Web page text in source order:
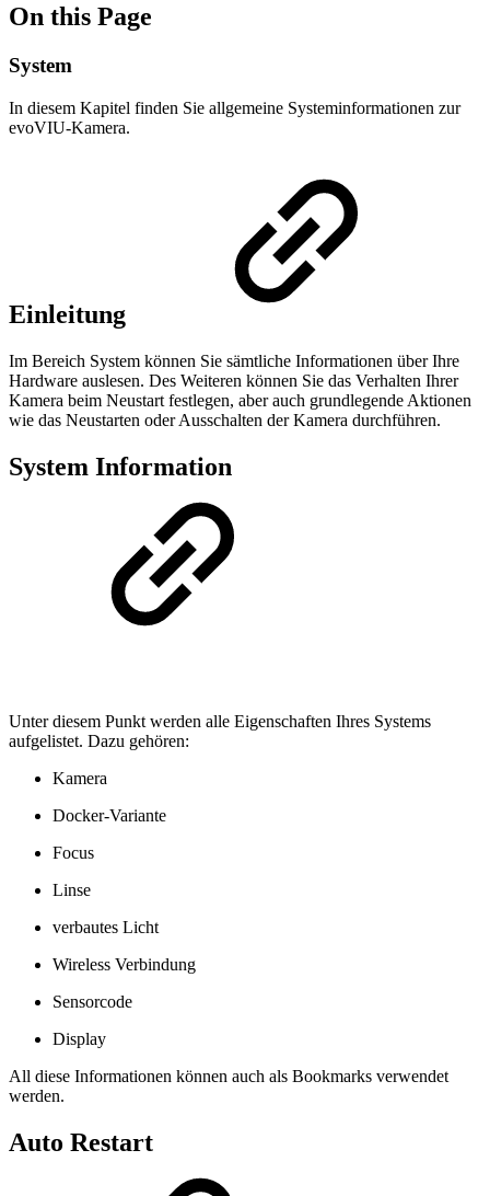
On this Page
System
In diesem Kapitel finden Sie allgemeine Systeminformationen zur
evoVIU-Kamera.
Einleitung
Im Bereich System können Sie sämtliche Informationen über Ihre
Hardware auslesen. Des Weiteren können Sie das Verhalten Ihrer
Kamera beim Neustart festlegen, aber auch grundlegende Aktionen
wie das Neustarten oder Ausschalten der Kamera durchführen.
System Information
Unter diesem Punkt werden alle Eigenschaften Ihres Systems
aufgelistet. Dazu gehören:
Kamera
Docker-Variante
Focus
Linse
verbautes Licht
Wireless Verbindung
Sensorcode
Display
All diese Informationen können auch als Bookmarks verwendet
werden.
Auto Restart